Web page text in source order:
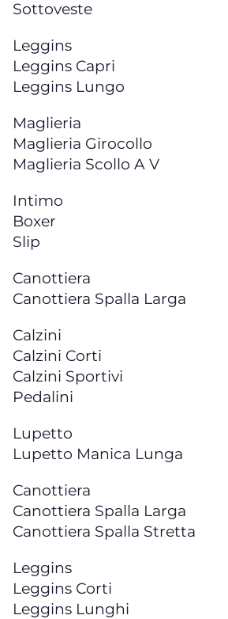
Sottoveste
Leggins
Leggins Capri
Leggins Lungo
Maglieria
Maglieria Girocollo
Maglieria Scollo A V
Intimo
Boxer
Slip
Canottiera
Canottiera Spalla Larga
Calzini
Calzini Corti
Calzini Sportivi
Pedalini
Lupetto
Lupetto Manica Lunga
Canottiera
Canottiera Spalla Larga
Canottiera Spalla Stretta
Leggins
Leggins Corti
Leggins Lunghi